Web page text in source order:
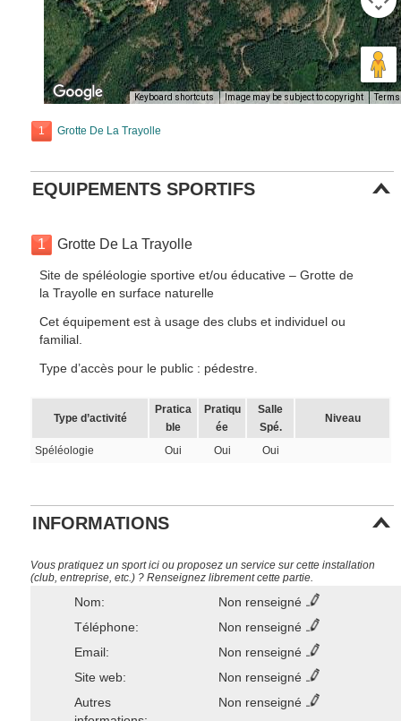
Keyboard shortcuts Image may be subject to copyright Terms
1 Grotte De La Trayolle
EQUIPEMENTS SPORTIFS
1 Grotte De La Trayolle
Site de spéléologie sportive et/ou éducative – Grotte de
la Trayolle en surface naturelle
Cet équipement est à usage des clubs et individuel ou
familial.
Type d’accès pour le public : pédestre.
Type d’activité
Pratica
ble
Pratiqu
ée
Salle
Spé.
Niveau
Spéléologie Oui Oui Oui
INFORMATIONS
Vous pratiquez un sport ici ou proposez un service sur cette installation
(club, entreprise, etc.) ? Renseignez librement cette partie.
Nom:
Non renseigné
Téléphone:
Non renseigné
Email:
Non renseigné
Site web:
Non renseigné
Autres
Non renseigné